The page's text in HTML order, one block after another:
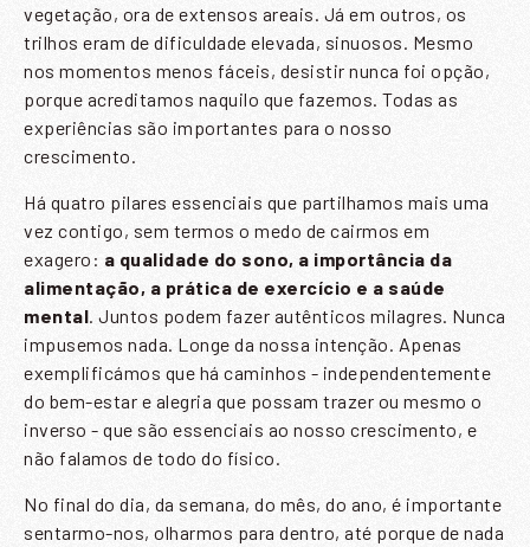
vegetação, ora de extensos areais. Já em outros, os
trilhos eram de dificuldade elevada, sinuosos. Mesmo
nos momentos menos fáceis, desistir nunca foi opção,
porque acreditamos naquilo que fazemos. Todas as
experiências são importantes para o nosso
crescimento.
Há quatro pilares essenciais que partilhamos mais uma
vez contigo, sem termos o medo de cairmos em
exagero: a qualidade do sono, a importância da
alimentação, a prática de exercício e a saúde
mental . Juntos podem fazer autênticos milagres. Nunca
impusemos nada. Longe da nossa intenção. Apenas
exemplificámos que há caminhos - independentemente
do bem-estar e alegria que possam trazer ou mesmo o
inverso - que são essenciais ao nosso crescimento, e
não falamos de todo do físico.
No final do dia, da semana, do mês, do ano, é importante
sentarmo-nos, olharmos para dentro, até porque de nada
SUBSCREVER A NOSSA
NEWSLETTER
Nome*
Email *
ENVIAR
Li e aceito aPolítica de Privacidade